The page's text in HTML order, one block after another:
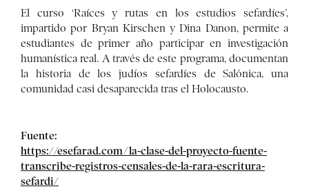
El curso ‘Raíces y rutas en los estudios sefardíes’,
impartido por Bryan Kirschen y Dina Danon, permite a
estudiantes de primer año participar en investigación
humanística real. A través de este programa, documentan
la historia de los judíos sefardíes de Salónica, una
comunidad casi desaparecida tras el Holocausto.
Fuente:
https://esefarad.com/la-clase-del-proyecto-fuente-
transcribe-registros-censales-de-la-rara-escritura-
sefardi/